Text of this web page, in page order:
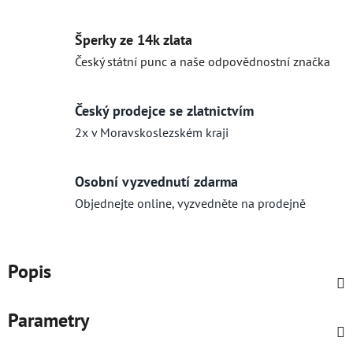
Šperky ze 14k zlata
Český státní punc a naše odpovědnostní značka
Český prodejce se zlatnictvím
2x v Moravskoslezském kraji
Osobní vyzvednutí zdarma
Objednejte online, vyzvedněte na prodejně
Popis
Parametry